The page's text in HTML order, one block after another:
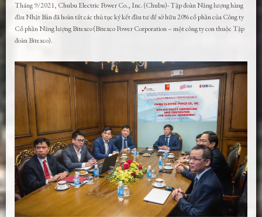
Tháng 9/2021, Chubu Electric Power Co., Inc. (Chubu)- Tập đoàn Năng lượng hàng
đầu Nhật Bản đã hoàn tất các thủ tục ký kết đầu tư để sở hữu 20% cổ phần của Công ty
Cổ phần Năng lượng Bitexco (Bitexco Power Corporation – một công ty con thuộc Tập
đoàn Bitexco).